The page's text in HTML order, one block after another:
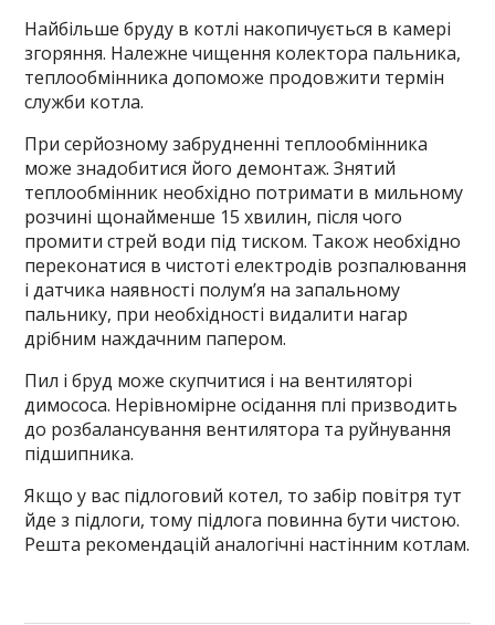
Найбільше бруду в котлі накопичується в камері
згоряння. Належне чищення колектора пальника,
теплообмінника допоможе продовжити термін
служби котла.
При серйозному забрудненні теплообмінника
може знадобитися його демонтаж. Знятий
теплообмінник необхідно потримати в мильному
розчині щонайменше 15 хвилин, після чого
промити стрей води під тиском. Також необхідно
переконатися в чистоті електродів розпалювання
і датчика наявності полум’я на запальному
пальнику, при необхідності видалити нагар
дрібним наждачним папером.
Пил і бруд може скупчитися і на вентиляторі
димососа. Нерівномірне осідання плі призводить
до розбалансування вентилятора та руйнування
підшипника.
Якщо у вас підлоговий котел, то забір повітря тут
йде з підлоги, тому підлога повинна бути чистою.
Решта рекомендацій аналогічні настінним котлам.